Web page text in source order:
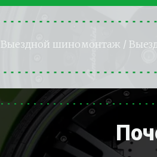
Выездной шиномонтаж /